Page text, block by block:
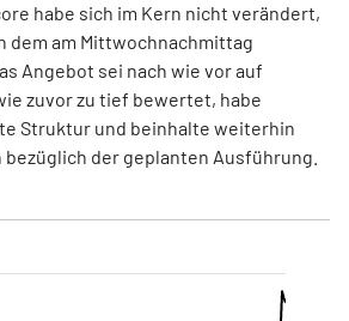
habe sich im Kern nicht verändert,
dem am Mittwochnachmittag
Angebot sei nach wie vor auf
zuvor zu tief bewertet, habe
Struktur und beinhalte weiterhin
der geplanten Ausführung.